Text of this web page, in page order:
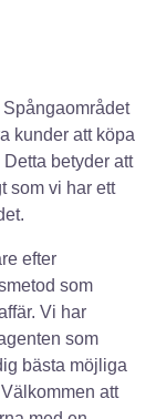
kunder att köpa
betyder att
som vi har ett
efter
som
Vi har
som
bästa möjliga
att